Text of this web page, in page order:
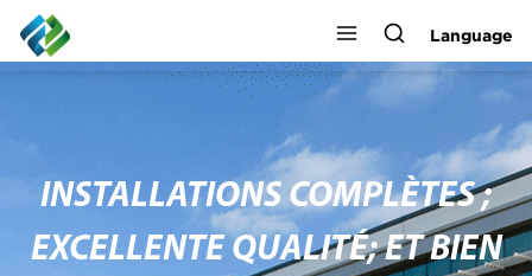
Language
INSTALLATIONS COMPLÈTES ;
EXCELLENTE QUALITÉ; ET BIEN